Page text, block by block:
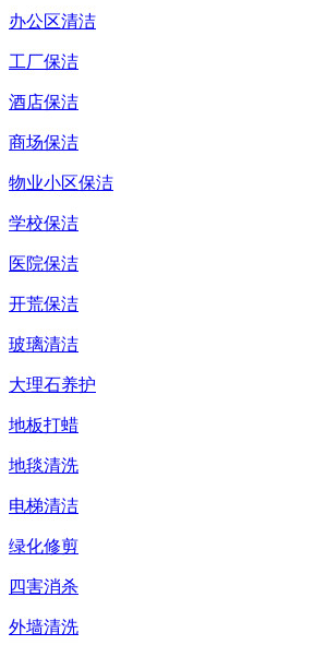
办公区清洁
工厂保洁
酒店保洁
商场保洁
物业小区保洁
学校保洁
医院保洁
开荒保洁
玻璃清洁
大理石养护
地板打蜡
地毯清洗
电梯清洁
绿化修剪
四害消杀
外墙清洗